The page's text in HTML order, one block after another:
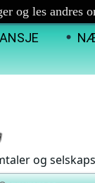
og les andres
og